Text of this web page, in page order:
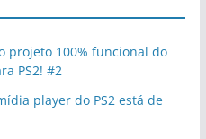
projeto 100% funcional do
PS2! #2
player do PS2 está de